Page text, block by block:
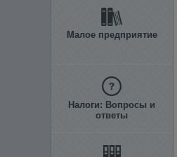
Малое предприятие
Налоги: Вопросы и
ответы